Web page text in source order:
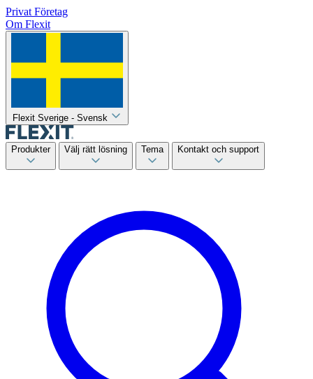
Privat Företag
Om Flexit
Flexit Sverige - Svensk
Produkter Välj rätt lösning Tema Kontakt och support